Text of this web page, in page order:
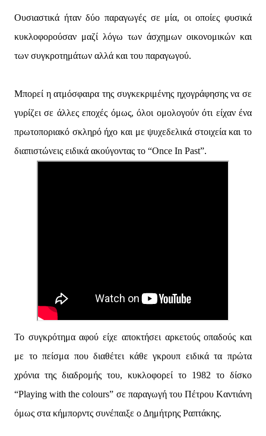
Ουσιαστικά ήταν δύο παραγωγές σε μία, οι οποίες φυσικά
κυκλοφορούσαν μαζί λόγω των άσχημων οικονομικών και
των συγκροτημάτων αλλά και του παραγωγού.
Μπορεί η ατμόσφαιρα της συγκεκριμένης ηχογράφησης να σε
γυρίζει σε άλλες εποχές όμως, όλοι ομολογούν ότι είχαν ένα
πρωτοποριακό σκληρό ήχο και με ψυχεδελικά στοιχεία και το
διαπιστώνεις ειδικά ακούγοντας το “Once In Past”.
Το συγκρότημα αφού είχε αποκτήσει αρκετούς οπαδούς και
με το πείσμα που διαθέτει κάθε γκρουπ ειδικά τα πρώτα
χρόνια της διαδρομής του, κυκλοφορεί το 1982 το δίσκο
“Playing with the colours” σε παραγωγή του Πέτρου Kαντιάνη
όμως στα κήμπορντς συνέπαιξε ο Δημήτρης Ραπτάκης.